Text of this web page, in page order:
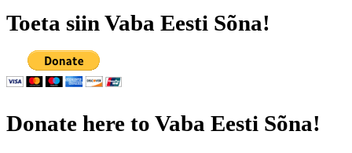
Toeta siin Vaba Eesti Sõna!
Donate here to Vaba Eesti Sõna!